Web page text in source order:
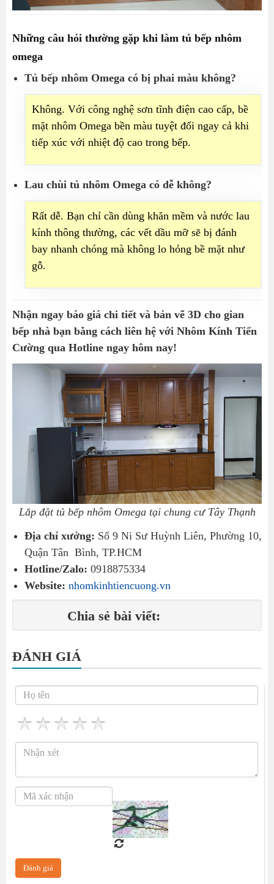
Những câu hỏi thường gặp khi làm tủ bếp nhôm
omega
Tủ bếp nhôm Omega có bị phai màu không?
Không. Với công nghệ sơn tĩnh điện cao cấp, bề
mặt nhôm Omega bền màu tuyệt đối ngay cả khi
tiếp xúc với nhiệt độ cao trong bếp.
Lau chùi tủ nhôm Omega có dễ không?
Rất dễ. Bạn chỉ cần dùng khăn mềm và nước lau
kính thông thường, các vết dầu mỡ sẽ bị đánh
bay nhanh chóng mà không lo hỏng bề mặt như
gỗ.
Nhận ngay báo giá chi tiết và bản vẽ 3D cho gian
bếp nhà bạn bằng cách liên hệ với Nhôm Kính Tiến
Cường qua Hotline ngay hôm nay!
Lắp đặt tủ bếp nhôm Omega tại chung cư Tây Thạnh
Địa chỉ xưởng: Số 9 Ni Sư Huỳnh Liên, Phường 10,
Quận Tân Bình, TP.HCM
Hotline/Zalo: 0918875334
Website: nhomkinhtiencuong.vn
Chia sẻ bài viết:
ĐÁNH GIÁ